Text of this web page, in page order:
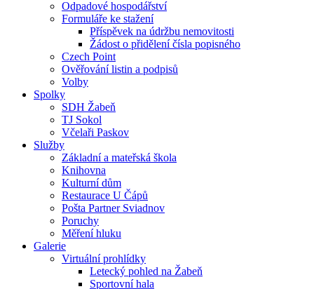
Odpadové hospodářství
Formuláře ke stažení
Příspěvek na údržbu nemovitosti
Žádost o přidělení čísla popisného
Czech Point
Ověřování listin a podpisů
Volby
Spolky
SDH Žabeň
TJ Sokol
Včelaři Paskov
Služby
Základní a mateřská škola
Knihovna
Kulturní dům
Restaurace U Čápů
Pošta Partner Sviadnov
Poruchy
Měření hluku
Galerie
Virtuální prohlídky
Letecký pohled na Žabeň
Sportovní hala